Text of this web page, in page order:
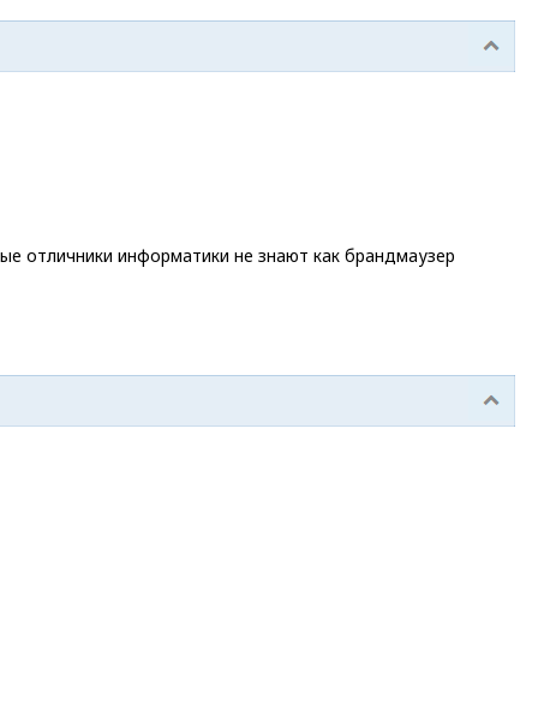
отличники информатики не знают как брандмаузер